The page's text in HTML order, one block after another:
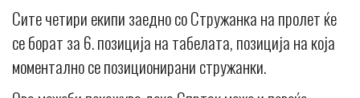
Сите четири екипи заедно со Стружанка на пролет ќе
се борат за 6. позиција на табелата, позиција на која
моментално се позиционирани стружанки.